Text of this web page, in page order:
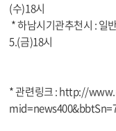
(수)18시
* 하남시기관추천시 : 일
5.(금)18시
* 관련링크 : http://